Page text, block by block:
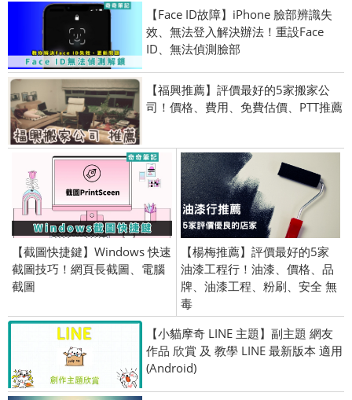
【Face ID故障】iPhone 臉部辨識失
效、無法登入解決辦法！重設Face
ID、無法偵測臉部
【福興推薦】評價最好的5家搬家公
司！價格、費用、免費估價、PTT推薦
【截圖快捷鍵】Windows 快速
截圖技巧！網頁長截圖、電腦
截圖
【楊梅推薦】評價最好的5家
油漆工程行！油漆、價格、品
牌、油漆工程、粉刷、安全 無
毒
【小貓摩奇 LINE 主題】副主題 網友
作品 欣賞 及 教學 LINE 最新版本 適用
(Android)